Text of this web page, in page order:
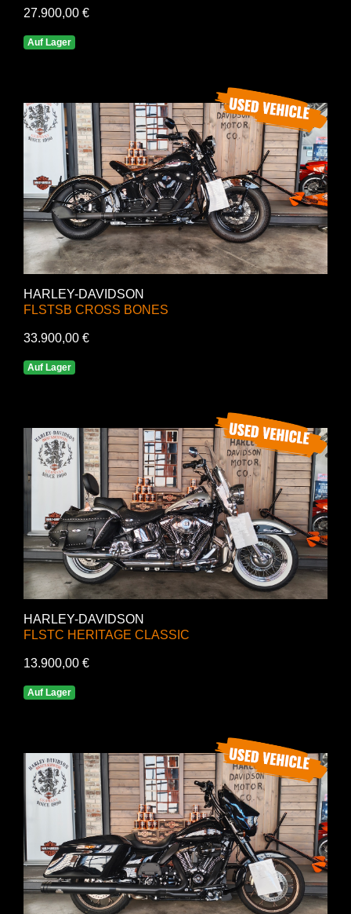
27.900,00 €
Auf Lager
HARLEY-DAVIDSON
FLSTSB CROSS BONES
33.900,00 €
Auf Lager
HARLEY-DAVIDSON
FLSTC HERITAGE CLASSIC
13.900,00 €
Auf Lager